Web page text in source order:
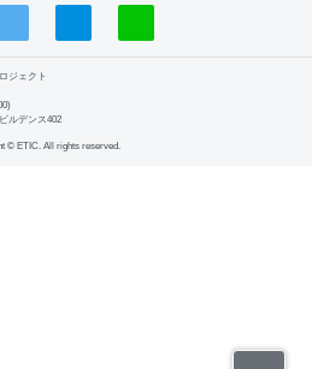
ジェクト
ルデンス402
© ETIC. All rights reserved.